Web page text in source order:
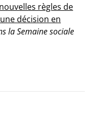
règles de
décision en
la Semaine sociale